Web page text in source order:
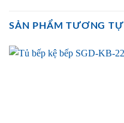
SẢN PHẨM TƯƠNG TỰ